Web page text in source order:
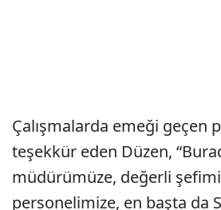
Çalışmalarda emeği geçen
teşekkür eden Düzen,
müdürümüze, değerli
personelimize, en başta da